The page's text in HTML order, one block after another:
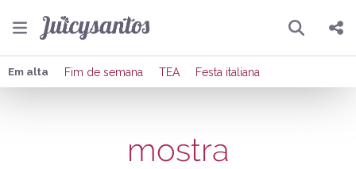
Pesquisar
Compartilhar
Em alta Fim de semana TEA Festa italiana
mostra